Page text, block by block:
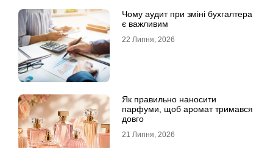
Чому аудит при зміні бухгалтера
є важливим
22 Липня, 2026
Як правильно наносити
парфуми, щоб аромат тримався
довго
21 Липня, 2026